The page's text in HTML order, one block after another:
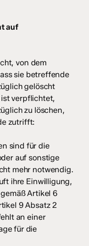
auf
von dem
sie betreffende
gelöscht
verpflichtet,
zu löschen,
zutrifft:
sind für die
auf sonstige
mehr notwendig.
ihre Einwilligung,
Artikel 6
9 Absatz 2
an einer
für die